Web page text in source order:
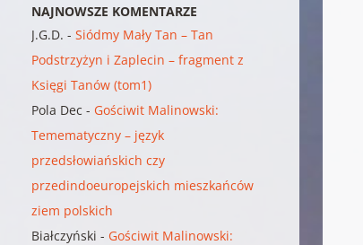
NAJNOWSZE KOMENTARZE
J.G.D. -Siódmy Mały Tan – Tan
Podstrzyżyn i Zaplecin – fragment z
Księgi Tanów (tom1)
Pola Dec - Gościwit Malinowski:
Temematyczny – język
przedsłowiańskich czy
przedindoeuropejskich mieszkańców
ziem polskich
Białczyński - Gościwit Malinowski: